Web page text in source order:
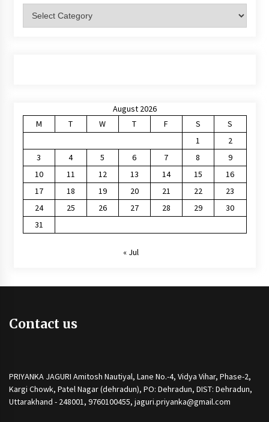
August 2026
M
T W T F S
S
1
2
3
4 5 6 7 8
9
10
11 12 13 14 15
16
17
18 19 20 21 22
23
24
25 26 27 28 29
30
31
« Jul
Contact us
PRIYANKA JAGURI Amitosh Nautiyal, Lane No.-4, Vidya Vihar, Phase-2,
Kargi Chowk, Patel Nagar (dehradun), PO: Dehradun, DIST: Dehradun,
Uttarakhand - 248001, 9760100455, jaguri.priyanka@gmail.com